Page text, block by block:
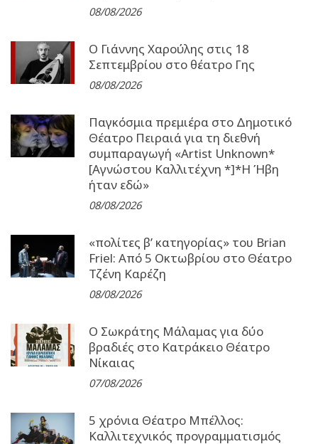
08/08/2026
Ο Γιάννης Χαρούλης στις 18
Σεπτεμβρίου στο θέατρο Γης
08/08/2026
Παγκόσμια πρεμιέρα στο Δημοτικό
Θέατρο Πειραιά για τη διεθνή
συμπαραγωγή «Artist Unknown*
[Αγνώστου Καλλιτέχνη *]*Η Ήβη
ήταν εδώ»
08/08/2026
«πολίτες β’ κατηγορίας» του Brian
Friel: Από 5 Οκτωβρίου στο Θέατρο
Τζένη Καρέζη
08/08/2026
Ο Σωκράτης Μάλαμας για δύο
βραδιές στο Κατράκειο Θέατρο
Νίκαιας
07/08/2026
5 χρόνια Θέατρο Μπέλλος:
Καλλιτεχνικός προγραμματισμός